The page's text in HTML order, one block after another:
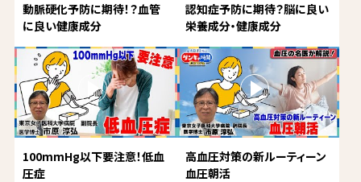
動脈硬化予防に期待！？血管
に良い健康成分
認知症予防に期待？脳に良い
栄養成分・健康成分
100mmHg以下要注意！低血
圧症
高血圧対策の新ルーティーン
血圧朝活